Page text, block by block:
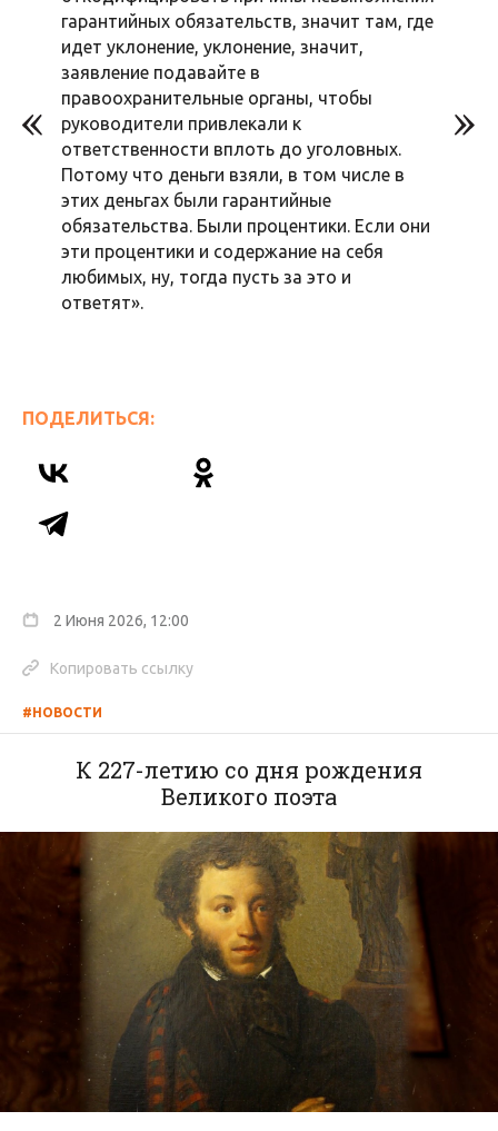
гарантийных обязательств, значит там, где
идет уклонение, уклонение, значит,
заявление подавайте в
правоохранительные органы, чтобы
руководители привлекали к
ответственности вплоть до уголовных.
Потому что деньги взяли, в том числе в
этих деньгах были гарантийные
обязательства. Были процентики. Если они
эти процентики и содержание на себя
любимых, ну, тогда пусть за это и
ответят».
ПОДЕЛИТЬСЯ:
2 Июня 2026, 12:00
Копировать ссылку
#НОВОСТИ
К 227-летию со дня рождения
Великого поэта